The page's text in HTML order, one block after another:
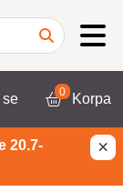
se 0 Korpa
20.7-
×